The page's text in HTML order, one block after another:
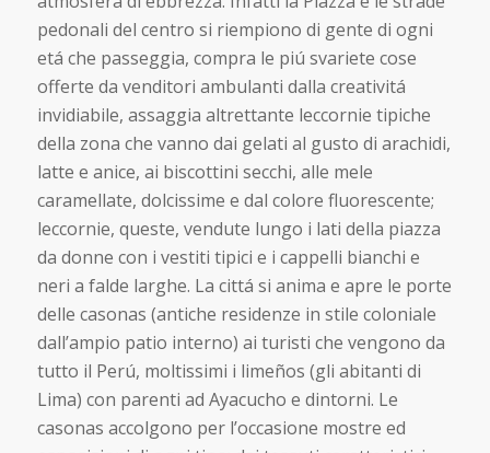
pedonali del centro si riempiono di gente di ogni
etá che passeggia, compra le piú svariete cose
offerte da venditori ambulanti dalla creativitá
invidiabile, assaggia altrettante leccornie tipiche
della zona che vanno dai gelati al gusto di arachidi,
latte e anice, ai biscottini secchi, alle mele
caramellate, dolcissime e dal colore fluorescente;
leccornie, queste, vendute lungo i lati della piazza
da donne con i vestiti tipici e i cappelli bianchi e
neri a falde larghe. La cittá si anima e apre le porte
delle casonas (antiche residenze in stile coloniale
dall’ampio patio interno) ai turisti che vengono da
tutto il Perú, moltissimi i limeños (gli abitanti di
Lima) con parenti ad Ayacucho e dintorni. Le
casonas accolgono per l’occasione mostre ed